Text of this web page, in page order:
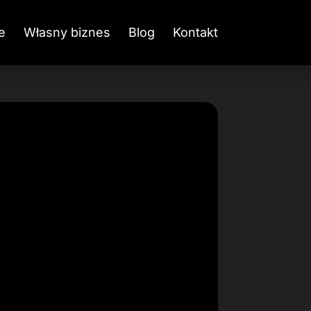
Własny biznes Blog Kontakt